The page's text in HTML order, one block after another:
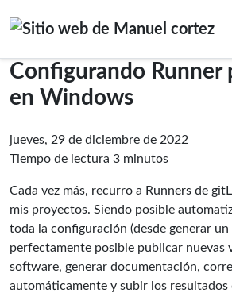
Configurando Runner
en Windows
jueves, 29 de diciembre de 2022
Tiempo de lectura 3 minutos
Cada vez más, recurro a Runners de
mis proyectos. Siendo posible
toda la configuración (desde generar un
perfectamente posible publicar nuevas
software, generar documentación,
automáticamente y subir los resultados